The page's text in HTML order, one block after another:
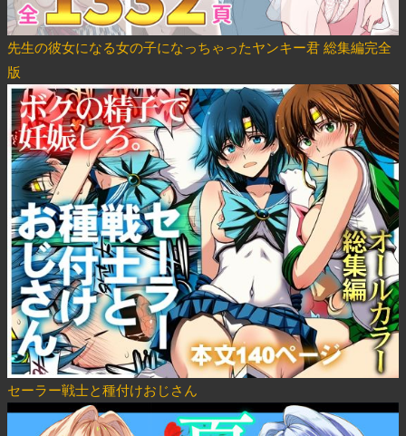
先生の彼女になる女の子になっちゃったヤンキー君 総集編完全
版
セーラー戦士と種付けおじさん